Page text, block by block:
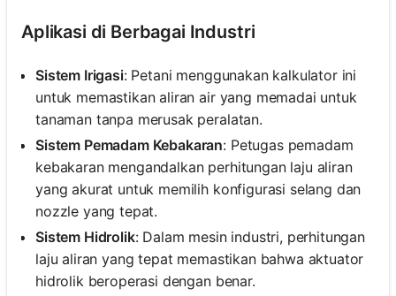
Aplikasi di Berbagai Industri
Sistem Irigasi: Petani menggunakan kalkulator ini
untuk memastikan aliran air yang memadai untuk
tanaman tanpa merusak peralatan.
Sistem Pemadam Kebakaran: Petugas pemadam
kebakaran mengandalkan perhitungan laju aliran
yang akurat untuk memilih konfigurasi selang dan
nozzle yang tepat.
Sistem Hidrolik: Dalam mesin industri, perhitungan
laju aliran yang tepat memastikan bahwa aktuator
hidrolik beroperasi dengan benar.